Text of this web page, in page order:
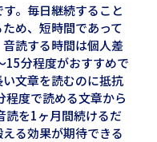
。毎日継続すること
め、短時間であって
読する時間は個人差
15分程度がおすすめで
文章を読むのに抵抗
程度で読める文章から
読を1ヶ月間続けるだ
る効果が期待できる